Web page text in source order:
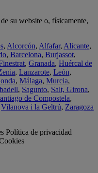
su website o, físicamente,
, Alcorcón, Alfafar, Alicante,
, Barcelona, Burjassot,
, Granada, Huércal de
, Lanzarote, León,
, Málaga, Murcia,
, Sagunto, Salt, Girona,
de Compostela,
Vilanova i la Geltrú, Zaragoza
Política de privacidad